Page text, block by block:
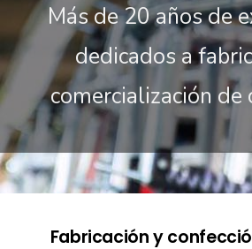
Más de 20 años de
dedicados a
comercialización de
Fabricacióny